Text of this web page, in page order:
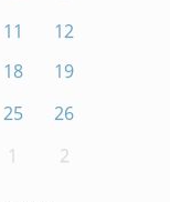
11
12
18
19
25
26
1 2